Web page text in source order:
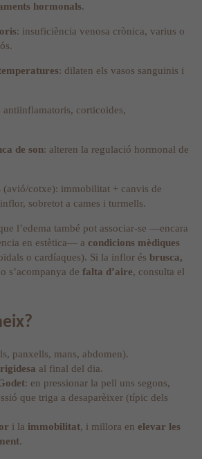
hormonals.
: insuficiència venosa crònica, varius o
: dilaten els vasos sanguinis i
antiinflamatoris, corticoides,
de son: alteren la regulació hormonal de
(avió/cotxe): immobilitat + canvis de
sobretot a cames i turmells.
l’edema també pot associar-se —encara
en estètica— a condicions mèdiques
o cardíaques). Si la inflor és brusca,
s’acompanya de falta d’aire, consulta el
panxells, mans, abdomen).
rigidesa al final del dia.
: en pressionar la pell uns segons,
que triga a desaparèixer (típic dels
i la immobilitat, i millora en elevar les
.